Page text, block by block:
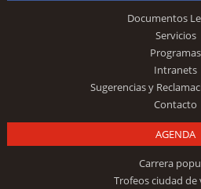
Documentos
Servicios
Programas
Intranets
Sugerencias y
Contacto
AGENDA
Carrera
Trofeos ciudad de